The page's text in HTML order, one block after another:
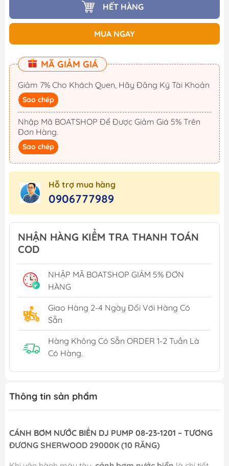
HẾT HÀNG
MUA NGAY
MÃ GIẢM GIÁ
Giảm 7% Cho Khách Quen, Hãy Đăng Ký Tài Khoản
Sao chép
Nhập Mã BOATSHOP Để Được Giảm Giá 5% Trên
Đơn Hàng.
Sao chép
Hỗ trợ mua hàng
0906777989
NHẬN HÀNG KIỂM TRA THANH TOÁN
COD
NHẬP MÃ BOATSHOP GIẢM 5% ĐƠN
HÀNG
Giao Hàng 2-4 Ngày Đối Với Hàng Có
Sẵn
Hàng Không Có Sẵn ORDER 1-2 Tuần Là
Có Hàng.
Thông tin sản phẩm
CÁNH BƠM NƯỚC BIỂN DJ PUMP 08-23-1201 – TƯƠNG
ĐƯƠNG SHERWOOD 29000K (10 RĂNG)